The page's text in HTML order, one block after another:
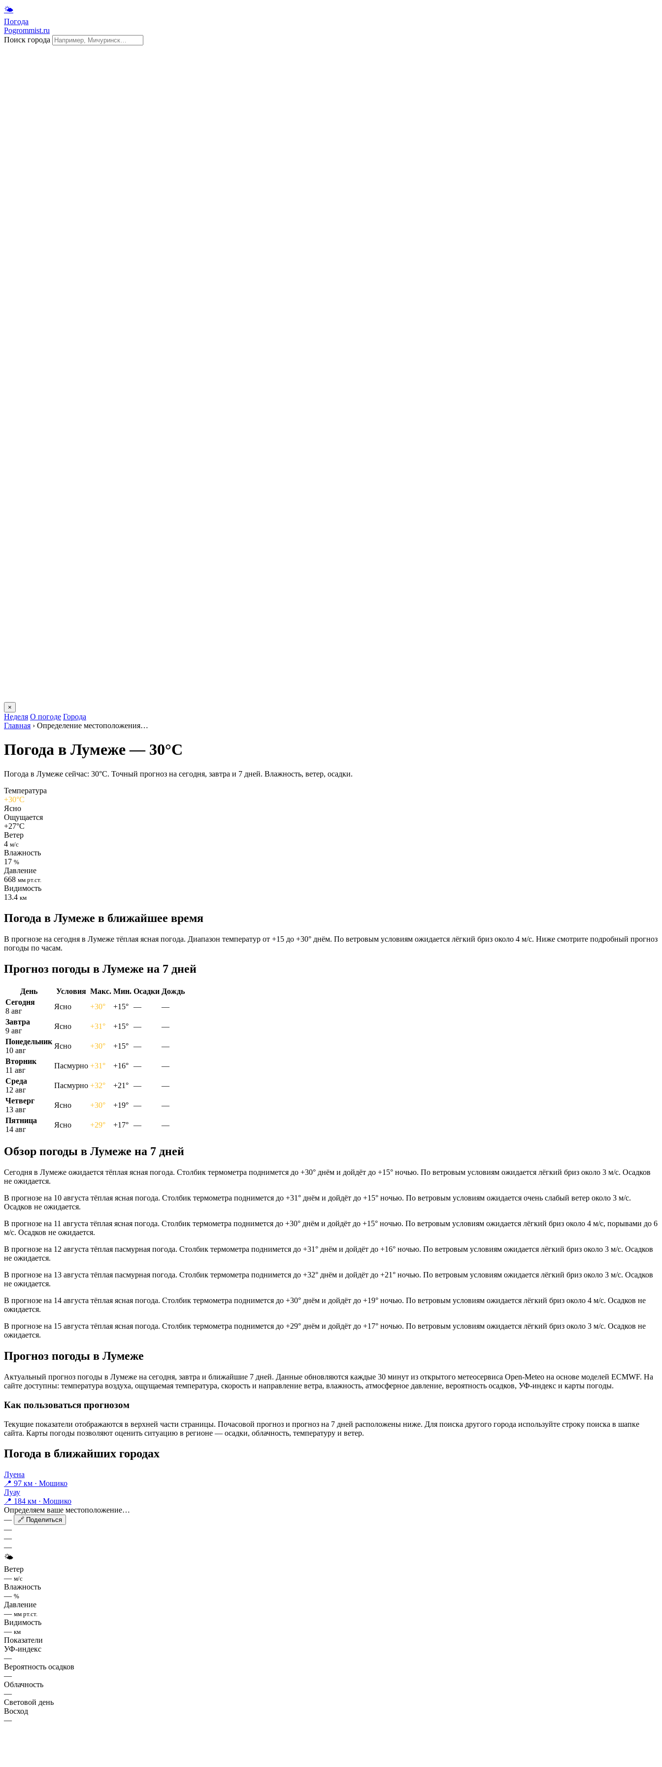
🌤
Погода
Pogrommist.ru
Поиск города
×
Неделя О погоде Города
Главная › Определение местоположения…
Погода в Лумеже — 30°C
Погода в Лумеже сейчас: 30°C. Точный прогноз на сегодня, завтра и 7 дней. Влажность, ветер, осадки.
Температура
+30°C
Ясно
Ощущается
+27°C
Ветер
4 м/с
Влажность
17 %
Давление
668 мм рт.ст.
Видимость
13.4 км
Погода в Лумеже в ближайшее время
В прогнозе на сегодня в Лумеже тёплая ясная погода. Диапазон температур от +15 до +30° днём. По ветровым условиям ожидается лёгкий бриз около 4 м/с. Ниже смотрите подробный прогноз
погоды по часам.
Прогноз погоды в Лумеже на 7 дней
День Условия Макс. Мин. Осадки Дождь
Сегодня
8 авг
Ясно +30° +15° —
—
Завтра
9 авг
Ясно +31° +15° —
—
Понедельник
10 авг
Ясно +30° +15° —
—
Вторник
11 авг
Пасмурно +31° +16° —
—
Среда
12 авг
Пасмурно +32° +21° —
—
Четверг
13 авг
Ясно +30° +19° —
—
Пятница
14 авг
Ясно +29° +17° — —
Обзор погоды в Лумеже на 7 дней
Сегодня в Лумеже ожидается тёплая ясная погода. Столбик термометра поднимется до +30° днём и дойдёт до +15° ночью. По ветровым условиям ожидается лёгкий бриз около 3 м/с. Осадков
не ожидается.
В прогнозе на 10 августа тёплая ясная погода. Столбик термометра поднимется до +31° днём и дойдёт до +15° ночью. По ветровым условиям ожидается очень слабый ветер около 3 м/с.
Осадков не ожидается.
В прогнозе на 11 августа тёплая ясная погода. Столбик термометра поднимется до +30° днём и дойдёт до +15° ночью. По ветровым условиям ожидается лёгкий бриз около 4 м/с, порывами до 6
м/с. Осадков не ожидается.
В прогнозе на 12 августа тёплая пасмурная погода. Столбик термометра поднимется до +31° днём и дойдёт до +16° ночью. По ветровым условиям ожидается лёгкий бриз около 3 м/с. Осадков
не ожидается.
В прогнозе на 13 августа тёплая пасмурная погода. Столбик термометра поднимется до +32° днём и дойдёт до +21° ночью. По ветровым условиям ожидается лёгкий бриз около 3 м/с. Осадков
не ожидается.
В прогнозе на 14 августа тёплая ясная погода. Столбик термометра поднимется до +30° днём и дойдёт до +19° ночью. По ветровым условиям ожидается лёгкий бриз около 4 м/с. Осадков не
ожидается.
В прогнозе на 15 августа тёплая ясная погода. Столбик термометра поднимется до +29° днём и дойдёт до +17° ночью. По ветровым условиям ожидается лёгкий бриз около 3 м/с. Осадков не
ожидается.
Прогноз погоды в Лумеже
Актуальный прогноз погоды в Лумеже на сегодня, завтра и ближайшие 7 дней. Данные обновляются каждые 30 минут из открытого метеосервиса Open-Meteo на основе моделей ECMWF. На
сайте доступны: температура воздуха, ощущаемая температура, скорость и направление ветра, влажность, атмосферное давление, вероятность осадков, УФ-индекс и карты погоды.
Как пользоваться прогнозом
Текущие показатели отображаются в верхней части страницы. Почасовой прогноз и прогноз на 7 дней расположены ниже. Для поиска другого города используйте строку поиска в шапке
сайта. Карты погоды позволяют оценить ситуацию в регионе — осадки, облачность, температуру и ветер.
Погода в ближайших городах
Луена
📍 97 км · Мошико
Луау
📍 184 км · Мошико
Определяем ваше местоположение…
—
🔗 Поделиться
—
—
—
🌤
Ветер
— м/с
Влажность
— %
Давление
— мм рт.ст.
Видимость
— км
Показатели
УФ-индекс
—
Вероятность осадков
—
Облачность
—
Световой день
Восход
—